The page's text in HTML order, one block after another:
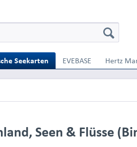
Seekarten EVEBASE Hertz
Seen & Flüsse